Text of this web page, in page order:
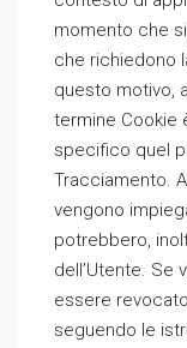
momento che
che richiedono
questo motivo,
termine Cookie
specifico quel
Tracciamento.
vengono
potrebbero,
dell’Utente. Se
essere
seguendo le